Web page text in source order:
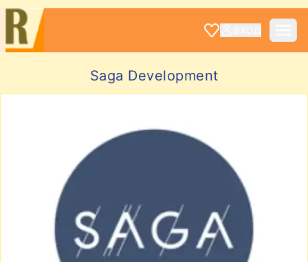
Saga Development